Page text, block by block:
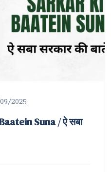
2025
Suna / ऐ सबा